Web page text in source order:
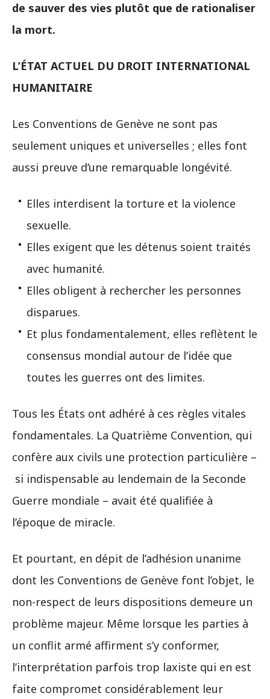
de sauver des vies plutôt que de rationaliser
la mort.
L’ÉTAT ACTUEL DU DROIT INTERNATIONAL
HUMANITAIRE
Les Conventions de Genève ne sont pas
seulement uniques et universelles ; elles font
aussi preuve d’une remarquable longévité.
Elles interdisent la torture et la violence
sexuelle.
Elles exigent que les détenus soient traités
avec humanité.
Elles obligent à rechercher les personnes
disparues.
Et plus fondamentalement, elles reflètent le
consensus mondial autour de l’idée que
toutes les guerres ont des limites.
Tous les États ont adhéré à ces règles vitales
fondamentales. La Quatrième Convention, qui
confère aux civils une protection particulière –
si indispensable au lendemain de la Seconde
Guerre mondiale – avait été qualifiée à
l’époque de miracle.
Et pourtant, en dépit de l’adhésion unanime
dont les Conventions de Genève font l’objet, le
non-respect de leurs dispositions demeure un
problème majeur. Même lorsque les parties à
un conflit armé affirment s’y conformer,
l’interprétation parfois trop laxiste qui en est
faite compromet considérablement leur